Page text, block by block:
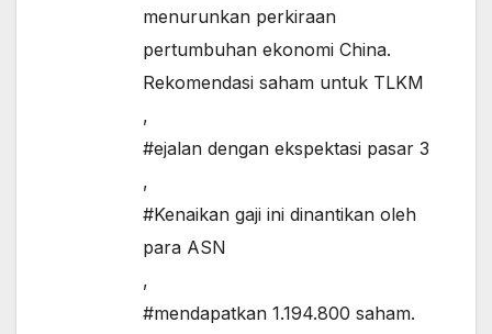
menurunkan perkiraan
pertumbuhan ekonomi China.
Rekomendasi saham untuk TLKM
,
#ejalan dengan ekspektasi pasar 3
,
#Kenaikan gaji ini dinantikan oleh
para ASN
,
#mendapatkan 1.194.800 saham.